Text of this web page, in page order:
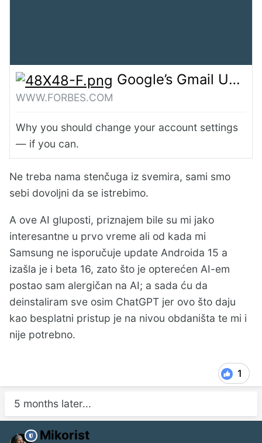
Google’s Gmail Upgrade—Do Not Leave Your Account At Risk
WWW.FORBES.COM
Why you should change your account settings
— if you can.
Ne treba nama stenčuga iz svemira, sami smo
sebi dovoljni da se istrebimo.
A ove AI gluposti, priznajem bile su mi jako
interesantne u prvo vreme ali od kada mi
Samsung ne isporučuje update Androida 15 a
izašla je i beta 16, zato što je opterećen AI-em
postao sam alergičan na AI; a sada ću da
deinstaliram sve osim ChatGPT jer ovo što daju
kao besplatni pristup je na nivou obdaništa te mi i
nije potrebno.
1
5 months later...
Mikorist